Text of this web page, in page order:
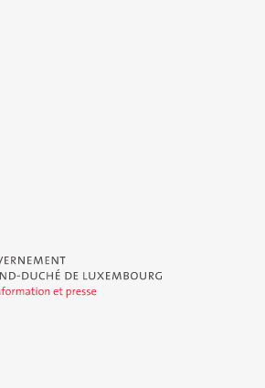
Grand-Duché de Luxembourg - Service